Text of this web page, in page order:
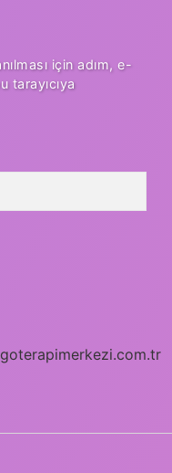
için adım, e-
tarayıcıya